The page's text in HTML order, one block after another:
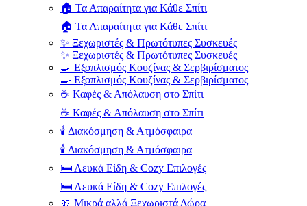
🏠 Τα Απαραίτητα για Κάθε Σπίτι
🏠 Τα Απαραίτητα για Κάθε Σπίτι
✨ Ξεχωριστές & Πρωτότυπες Συσκευές
✨ Ξεχωριστές & Πρωτότυπες Συσκευές
🍳 Εξοπλισμός Κουζίνας & Σερβιρίσματος
🍳 Εξοπλισμός Κουζίνας & Σερβιρίσματος
☕ Καφές & Απόλαυση στο Σπίτι
☕ Καφές & Απόλαυση στο Σπίτι
🕯️ Διακόσμηση & Ατμόσφαιρα
🕯️ Διακόσμηση & Ατμόσφαιρα
🛏️ Λευκά Είδη & Cozy Επιλογές
🛏️ Λευκά Είδη & Cozy Επιλογές
🎀 Μικρά αλλά Ξεχωριστά Δώρα